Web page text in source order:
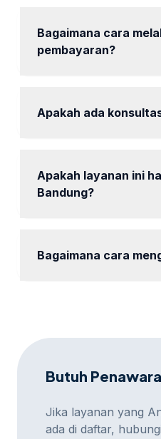
Bagaimana cara
pembayaran?
Apakah ada
Apakah layanan ini
Bandung?
Bagaimana cara
Butuh
Jika layanan yang
ada di daftar,